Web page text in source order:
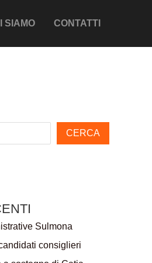
SIAMO CONTATTI
CERCA
Sulmona
consiglieri